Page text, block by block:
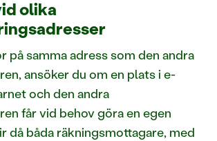
olika
på samma adress som den andra
ansöker du om en plats i e-
och den andra
får vid behov göra en egen
då båda räkningsmottagare, med